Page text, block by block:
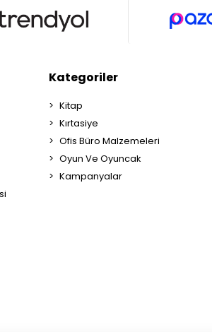
Kategoriler
Kitap
Kırtasiye
Ofis Büro Malzemeleri
Oyun Ve Oyuncak
Kampanyalar